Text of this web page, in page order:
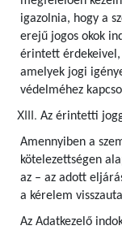
igazolnia, hogy a
erejű jogos okok
érintett érdekeivel,
amelyek jogi
védelméhez
Az érintetti
Amennyiben a
kötelezettségen
az – az adott
a kérelem
Az Adatkezelő